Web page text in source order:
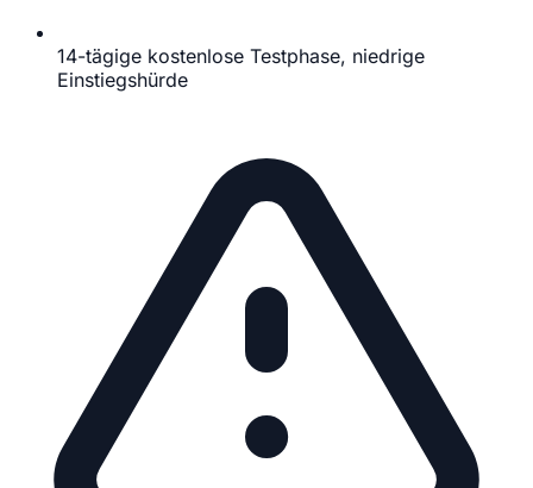
14-tägige kostenlose Testphase, niedrige
Einstiegshürde